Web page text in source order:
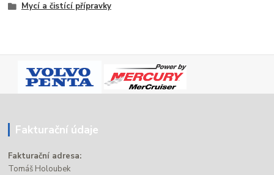
Mycí a čistící přípravky
Fakturační údaje
Fakturační adresa:
Tomáš Holoubek